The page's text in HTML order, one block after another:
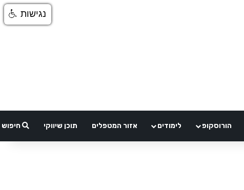
הורוסקופ לימודים אזור המטפלים תוכן שיווקי חיפוש
נגישות